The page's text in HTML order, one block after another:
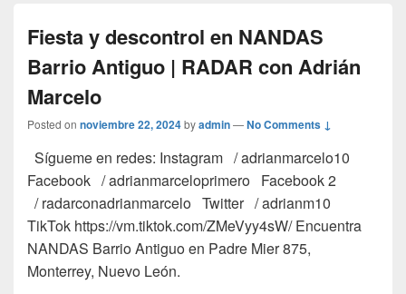
Fiesta y descontrol en NANDAS
Barrio Antiguo | RADAR con Adrián
Marcelo
Posted on noviembre 22, 2024byadmin—No Comments ↓
Sígueme en redes: Instagram / adrianmarcelo10
Facebook / adrianmarceloprimero Facebook 2
/ radarconadrianmarcelo Twitter / adrianm10
TikTok https://vm.tiktok.com/ZMeVyy4sW/ Encuentra
NANDAS Barrio Antiguo en Padre Mier 875,
Monterrey, Nuevo León.